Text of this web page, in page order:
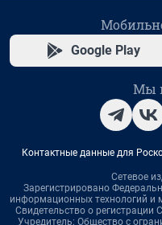
Google Play
Мы
Контактные данные для
Сетевое
Зарегистрировано
информационных технологий и
Свидетельство о
Учредитель: Общество с